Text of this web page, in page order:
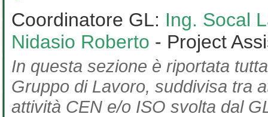
Coordinatore GL: Ing. Socal
Nidasio Roberto - Project
In questa sezione è riportata
Gruppo di Lavoro, suddivisa tra
attività CEN e/o ISO svolta dal